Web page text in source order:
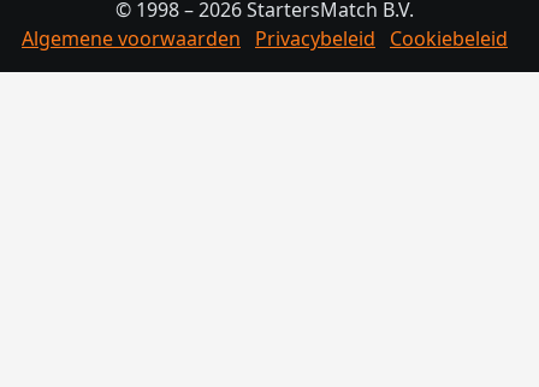
© 1998 – 2026 StartersMatch B.V.
Algemene voorwaarden
Privacybeleid Cookiebeleid